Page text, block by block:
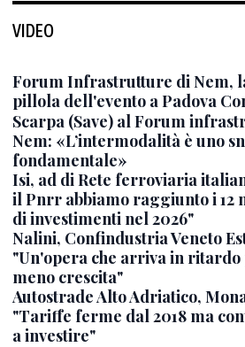
VIDEO
Forum Infrastrutture di Nem,
pillola dell'evento a Padova
Scarpa (Save) al Forum
Nem: «L’intermodalità è uno
fondamentale»
Isi, ad di Rete ferroviaria
il Pnrr abbiamo raggiunto i 12
di investimenti nel 2026"
Nalini, Confindustria Veneto
"Un'opera che arriva in ritardo
meno crescita"
Autostrade Alto Adriatico,
"Tariffe ferme dal 2018 ma
a investire"